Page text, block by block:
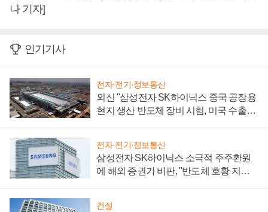
나 기자]
인기기사
전자·전기·정보통신
외신 "삼성전자 SK하이닉스 중국 공장용
현지 생산 반도체 장비 시험, 미국 수출통
전자·전기·정보통신
삼성전자 SK하이닉스 소극적 주주환원
에 해외 증권가 비판, "반도체 호황 지속
건설